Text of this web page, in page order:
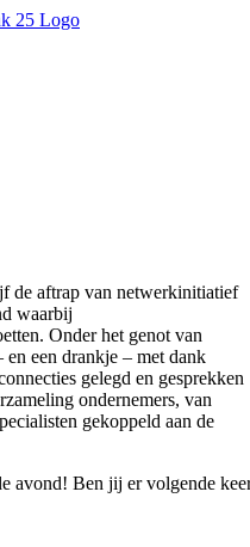
de aftrap van netwerkinitiatief
waarbij
Onder het genot van
en een drankje – met dank
gelegd en gesprekken
ondernemers, van
gekoppeld aan de
avond! Ben jij er volgende